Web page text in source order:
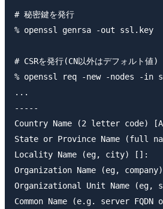
# 秘密鍵を発行
% openssl genrsa -out ssl.key
# CSRを発行(CN以外はデフォルト値)
% openssl req -new -nodes -
...
-----
Country Name (2 letter code)
State or Province Name (full
Locality Name (eg, city) []:
Organization Name (eg,
Organizational Unit Name
Common Name (e.g. server